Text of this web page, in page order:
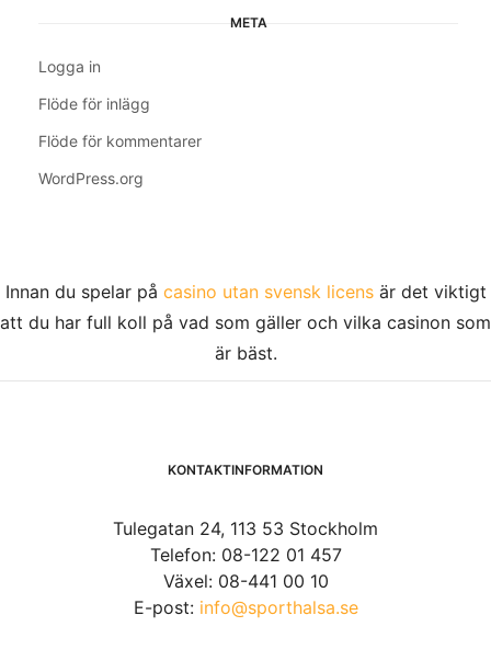
META
Logga in
Flöde för inlägg
Flöde för kommentarer
WordPress.org
Innan du spelar på casino utan svensk licensär det viktigt
att du har full koll på vad som gäller och vilka casinon som
är bäst.
KONTAKTINFORMATION
Tulegatan 24, 113 53 Stockholm
Telefon: 08-122 01 457
Växel: 08-441 00 10
E-post: info@sporthalsa.se